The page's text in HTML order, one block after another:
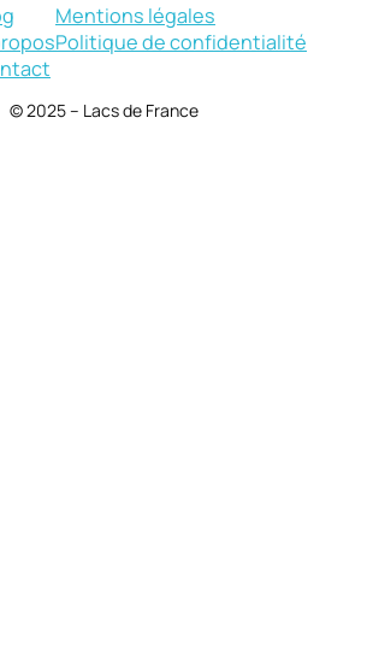
Mentions légales
Politique de confidentialité
© 2025 – Lacs de France